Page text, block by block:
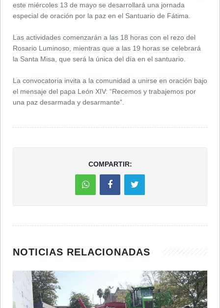
este miércoles 13 de mayo se desarrollará una jornada
especial de oración por la paz en el Santuario de Fátima.
Las actividades comenzarán a las 18 horas con el rezo del
Rosario Luminoso, mientras que a las 19 horas se celebrará
la Santa Misa, que será la única del día en el santuario.
La convocatoria invita a la comunidad a unirse en oración bajo
el mensaje del papa León XIV: “Recemos y trabajemos por
una paz desarmada y desarmante”.
COMPARTIR:
NOTICIAS RELACIONADAS